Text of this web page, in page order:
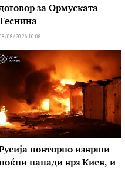
за Ормуската
08/2026 10:08
повторно изврши
напади врз Киев, и